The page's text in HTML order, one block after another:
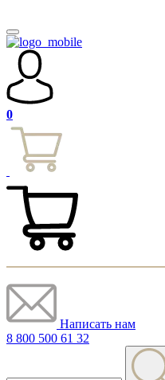
0
Написать нам
8 800 500 61 32